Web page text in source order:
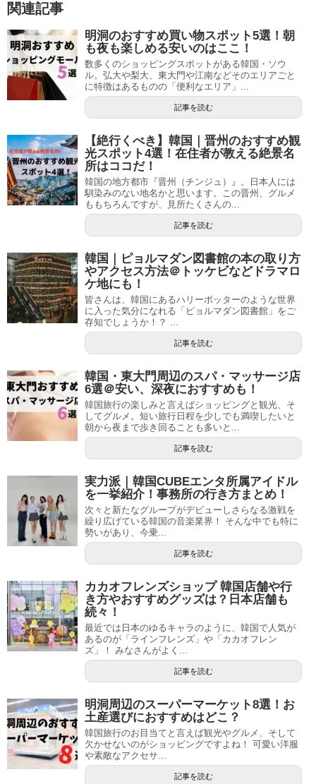
関連記事
明洞のおすすめ買い物スポット5選！朝
も夜も楽しめる安いのはここ！
数多くのショッピングスポットがある韓国・ソウ
ル。弘大や梨大、東大門や江南などそのエリアごと
に特徴はあるものの「便利なエリア」...
記事を読む
【絶行くべき】韓国｜晋州のおすすめ観
光スポット4選！在住者が教える絶景名
所はココだ！
韓国の地方都市『晋州（チンジュ）』。日本人には
馴染みのない地名かと思います。この晋州、グルメ
ももちろんですが、見所たくさんの...
記事を読む
韓国｜ピョルマダン図書館の本の取り方
やアクセス方法＠トッケビなどドラマロ
ケ地にも！
皆さんは、韓国にあるハリーポッターのような世界
に入った気分になれる「ピョルマダン図書館」をご
存知でしょうか！？ ...
記事を読む
韓国・東大門周辺のスパ・マッサージ店
6選＠安い、深夜におすすめも！
韓国旅行の楽しみと言えばショッピングと観光、そ
してグルメ。短い旅行日程を少しでも満喫したいと
朝から夜まで歩き回ることも多いと...
記事を読む
実力派｜韓国CUBEエンタ所属アイドル
を一挙紹介！事務所の行き方まとめ！
次々と新たなグループがデビューしさらなる激戦を
繰り広げている韓国の音楽業界！ そんな中でも特に
勢いがあり、今乗...
記事を読む
カカオフレンズショップ 韓国店舗や行
き方やおすすめグッズは？日本店舗も
続々！
最近では日本のゆるキャラのように、韓国で人気が
あるのが「ラインフレンズ」や「カカオフレン
ズ」！ みなさんがよく...
記事を読む
明洞周辺のスーパーマーケット8選！お
土産選びにおすすめはどこ？
韓国旅行のお目当てと言えば観光やグルメ、そして
欠かせないのがショッピングですよね！ 可愛い洋服
や素敵なアクセサ...
記事を読む